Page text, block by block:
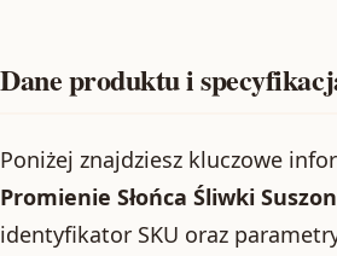
Dane produktu i
Poniżej znajdziesz kluczowe
Promienie Słońca Śliwki
identyfikator SKU oraz